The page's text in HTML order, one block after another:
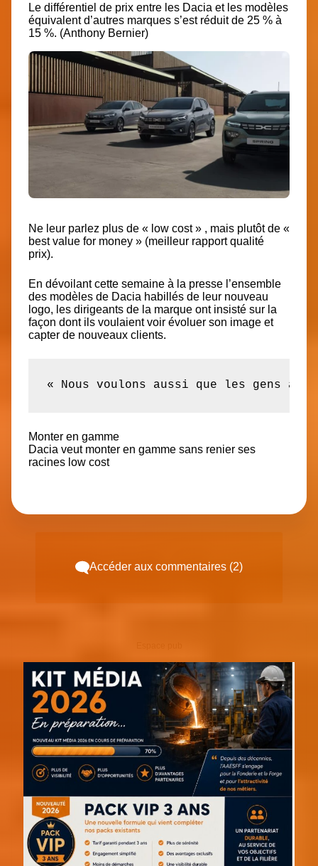
Le différentiel de prix entre les Dacia et les modèles
équivalent d’autres marques s’est réduit de 25 % à
15 %. (Anthony Bernier)
Ne leur parlez plus de « low cost » , mais plutôt de «
best value for money » (meilleur rapport qualité
prix).
En dévoilant cette semaine à la presse l’ensemble
des modèles de Dacia habillés de leur nouveau
logo, les dirigeants de la marque ont insisté sur la
façon dont ils voulaient voir évoluer son image et
capter de nouveaux clients.
« Nous voulons aussi que les gens
Monter en gamme
Dacia veut monter en gamme sans renier ses
racines low cost
Accéder aux commentaires (2)